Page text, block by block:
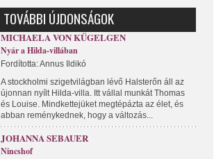
TOVÁBBI ÚJDONSÁGOK
MICHAELA VON KÜGELGEN
Nyár a Hilda-villában
Fordította: Annus Ildikó
A stockholmi szigetvilágban lévő Halsterőn áll az
újonnan nyílt Hilda-villa. Itt vállal munkát Thomas
és Louise. Mindkettejüket megtépázta az élet, és
abban reménykednek, hogy a változás...
JOHANNA SEBAUER
Nincshof